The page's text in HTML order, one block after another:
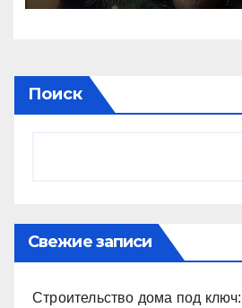
Поиск
Свежие записи
Строительство дома под